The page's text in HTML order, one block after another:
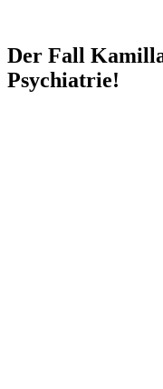
Der Fall
Psychiatrie!